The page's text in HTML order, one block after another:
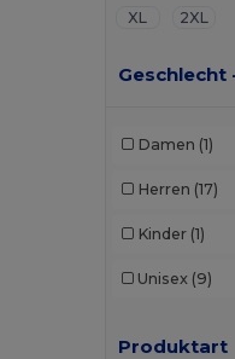
XL
2XL
Geschlecht
Damen (1)
Herren (17)
Kinder (1)
Unisex (9)
Produktart